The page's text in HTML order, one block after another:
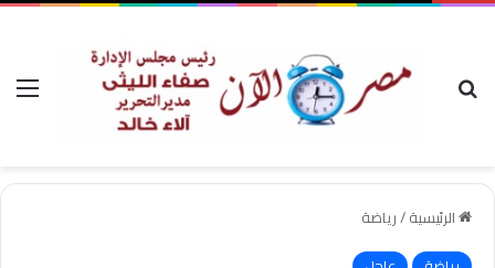
بحث عن
الرئيسية/رياضة